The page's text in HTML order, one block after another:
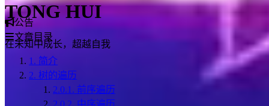
TONG HUI
在未知中成长，超越自我
公告
文章目录
1. 简介
2. 树的遍历
2.0.1. 前序遍历
2.0.2. 中序遍历